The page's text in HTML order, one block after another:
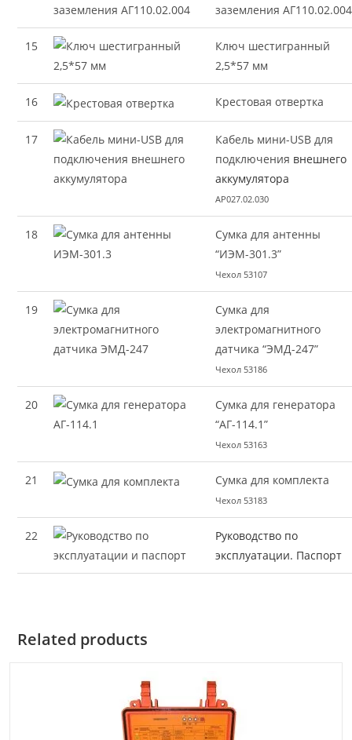
заземления АГ110.02.004
15
Ключ шестигранный
2,5*57 мм
16 Крестовая отвертка
17
Кабель мини-USB для
подключения внешнего
аккумулятора
AP027.02.030
18
Сумка для антенны
“ИЭМ-301.3”
Чехол 53107
19
Сумка для
электромагнитного
датчика “ЭМД-247”
Чехол 53186
20
Сумка для генератора
“АГ-114.1”
Чехол 53163
21 Сумка для комплекта
Чехол 53183
22
Руководство по
эксплуатации. Паспорт
Related products